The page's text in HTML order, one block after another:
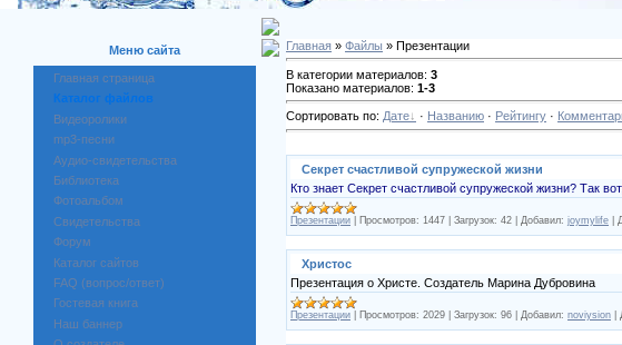
Меню сайта
Главная страница
Каталог файлов
Видеоролики
mp3-песни
Аудио-свидетельства
Библиотека
Фотоальбом
Свидетельства
Форум
Каталог сайтов
FAQ (вопрос/ответ)
Гостевая книга
Наш баннер
Главная » Файлы » Презентации
В категории материалов: 3
Показано материалов: 1-3
Сортировать по: Дате · Названию · Рейтингу ·
Секрет счастливой супружеской жизни
Кто знает Секрет счастливой супружеской жизни? Так
Презентации Просмотров: 1447 Загрузок: 42 Добавил: joymylife
Христос
Презентация о Христе. Создатель Марина Дубровина
Презентации Просмотров: 2029 Загрузок: 96 Добавил: noviysion